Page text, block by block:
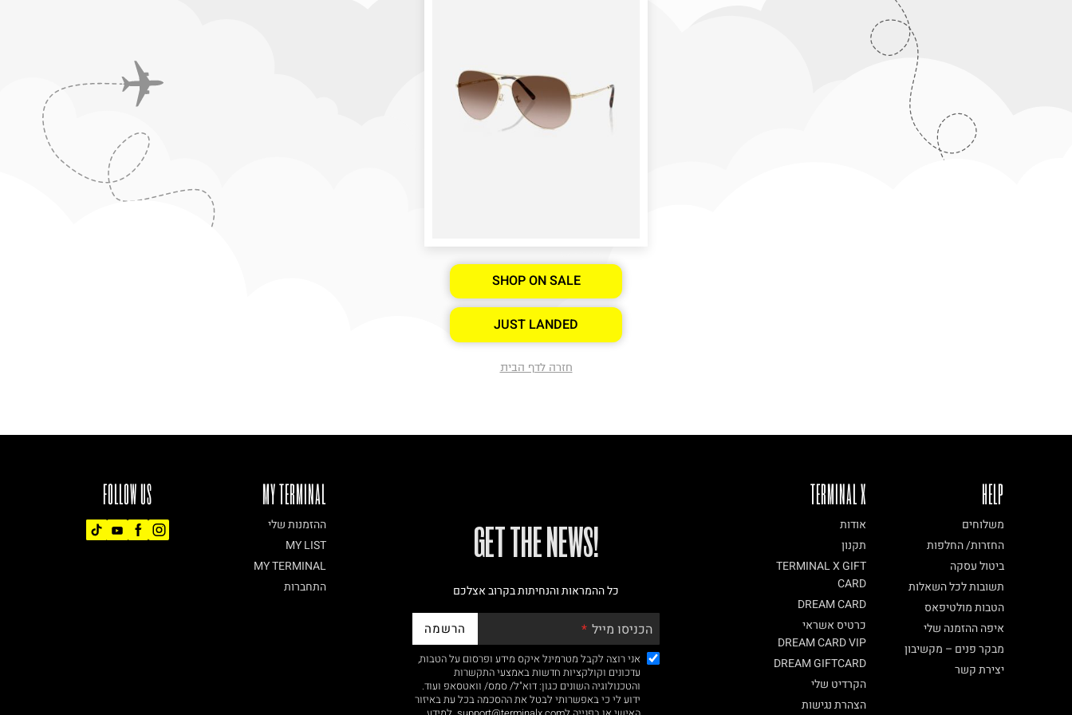
SHOP ON SALE
JUST LANDED
חזרה לדף הבית
FOLLOW US MY TERMINAL
ההזמנות שלי
MY LIST
MY TERMINAL
התחברות
!GET THE NEWS
כל ההמראות והנחיתות בקרוב אצלכם
הכניסו מייל הרשמה
אני רוצה לקבל מטרמינל איקס מידע ופרסום על הטבות,
עדכונים וקולקציות חדשות באמצעי התקשרות
והטכנולוגיה השונים כגון: דוא"ל/ סמס/ וואטסאפ ועוד.
ידוע לי כי באפשרותי לבטל את ההסכמה בכל עת באיזור
TERMINAL X
אודות
תקנון
TERMINAL X GIFT
CARD
DREAM CARD
כרטיס אשראי
DREAM CARD VIP
DREAM GIFTCARD
הקרדיט שלי
הצהרת נגישות
HELP
משלוחים
החזרות/ החלפות
ביטול עסקה
תשובות לכל השאלות
הטבות מולטיפאס
איפה ההזמנה שלי
מבקר פנים – מקשיבון
יצירת קשר